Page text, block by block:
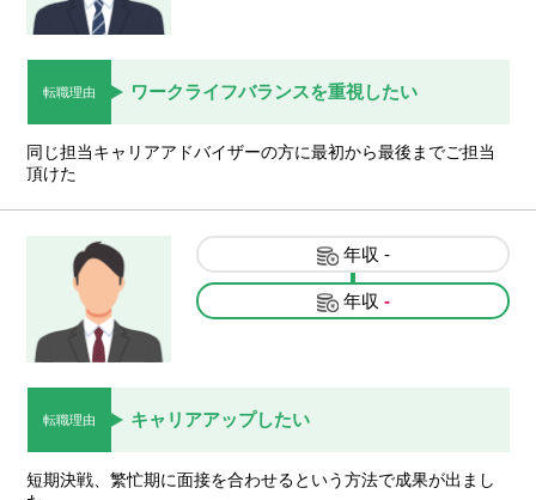
転職理由 ワークライフバランスを重視したい
同じ担当キャリアアドバイザーの方に最初から最後までご担当
頂けた
年収 -
年収 -
転職理由 キャリアアップしたい
短期決戦、繁忙期に面接を合わせるという方法で成果が出まし